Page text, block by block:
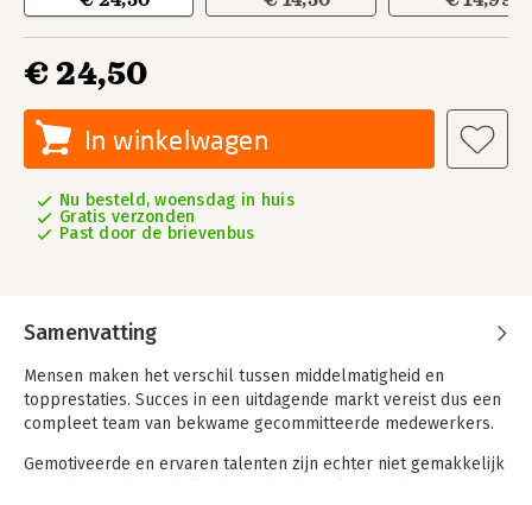
€ 24,50
In winkelwagen
Nu besteld, woensdag in huis
Gratis verzonden
Past door de brievenbus
Samenvatting
Mensen maken het verschil tussen middelmatigheid en
topprestaties. Succes in een uitdagende markt vereist dus een
compleet team van bekwame gecommitteerde medewerkers.
Gemotiveerde en ervaren talenten zijn echter niet gemakkelijk